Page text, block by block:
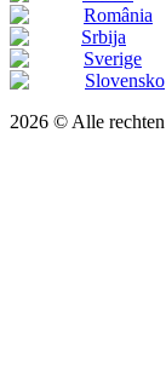
România
Srbija
Sverige
Slovensko
2026 © Alle